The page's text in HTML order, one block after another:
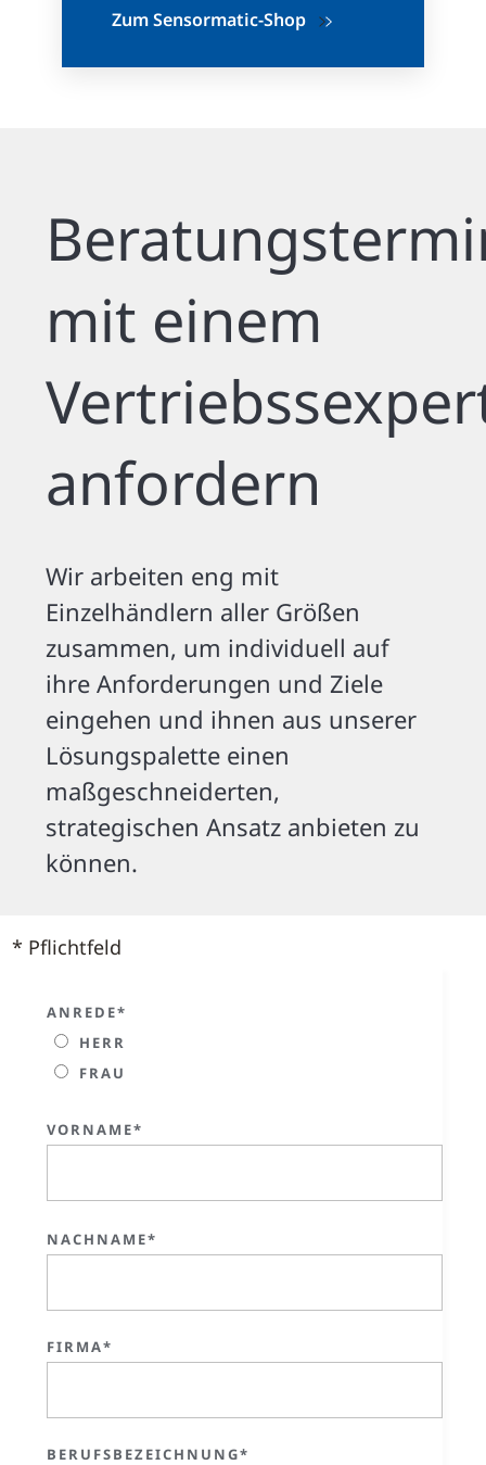
Zum Sensormatic-Shop
mit einem
anfordern
Wir arbeiten eng mit
Einzelhändlern aller Größen
zusammen, um individuell auf
ihre Anforderungen und Ziele
eingehen und ihnen aus unserer
Lösungspalette einen
maßgeschneiderten,
strategischen Ansatz anbieten zu
können.
* Pflichtfeld
ANREDE*
HERR
FRAU
VORNAME*
NACHNAME*
FIRMA*
BERUFSBEZEICHNUNG*